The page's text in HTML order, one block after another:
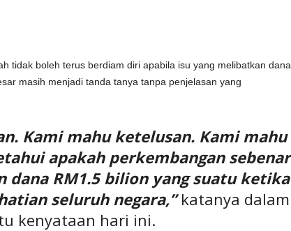
tidak boleh terus berdiam diri apabila isu yang melibatkan dana
masih menjadi tanda tanya tanpa penjelasan yang
Kami mahu ketelusan. Kami mahu
apakah perkembangan sebenar
dana RM1.5 bilion yang suatu ketika
seluruh negara,”katanya dalam
kenyataan hari ini.